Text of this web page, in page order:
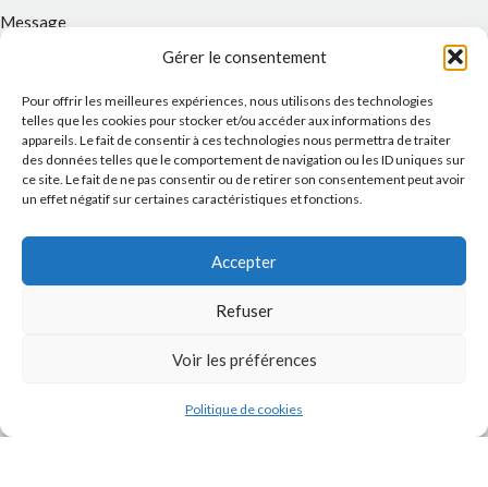
Gérer le consentement
Pour offrir les meilleures expériences, nous utilisons des technologies
telles que les cookies pour stocker et/ou accéder aux informations des
appareils. Le fait de consentir à ces technologies nous permettra de traiter
des données telles que le comportement de navigation ou les ID uniques sur
ce site. Le fait de ne pas consentir ou de retirer son consentement peut avoir
un effet négatif sur certaines caractéristiques et fonctions.
Accepter
Refuser
Voir les préférences
Politique de cookies
Message
J'accepte la Politique de confidentialité